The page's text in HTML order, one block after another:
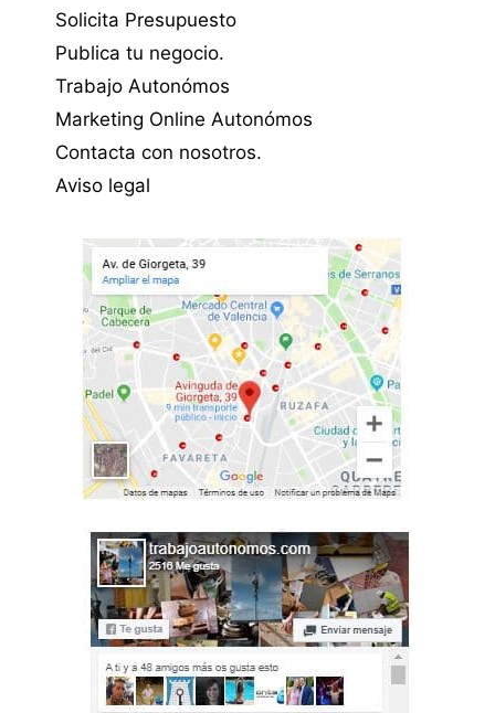
Solicita Presupuesto
Publica tu negocio.
Trabajo Autonómos
Marketing Online Autonómos
Contacta con nosotros.
Aviso legal